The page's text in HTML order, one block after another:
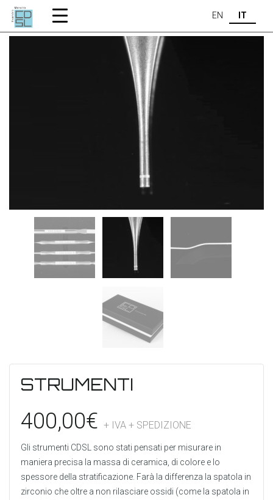
EN IT
Home Instruments STRUMENTI
STRUMENTI
400,00€ + IVA+ SPEDIZIONE
Gli strumenti CDSL sono stati pensati per misurare in
maniera precisa la massa di ceramica, di colore e lo
spessore della stratificazione. Farà la differenza la spatola in
zirconio che oltre a non rilasciare ossidi (come la spatola in